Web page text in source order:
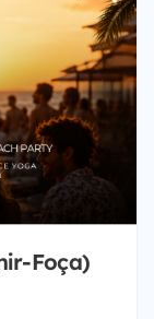
Foça)